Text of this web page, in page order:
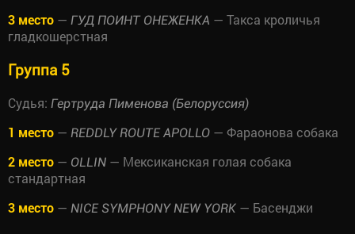
3 место — ГУД ПОИНТ ОНЕЖЕНКА — Такса кроличья
гладкошерстная
Группа 5
Судья: Гертруда Пименова (Белоруссия)
1 место — REDDLY ROUTE APOLLO — Фараонова собака
2 место — OLLIN — Мексиканская голая собака
стандартная
3 место — NICE SYMPHONY NEW YORK — Басенджи